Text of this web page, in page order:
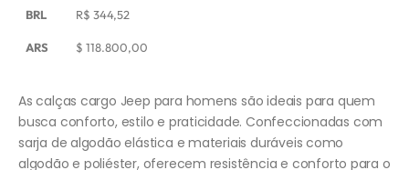
BRL R$ 344,52
ARS $ 118.800,00
As calças cargo Jeep para homens são ideais para quem
busca conforto, estilo e praticidade. Confeccionadas com
sarja de algodão elástica e materiais duráveis como
algodão e poliéster, oferecem resistência e conforto para o